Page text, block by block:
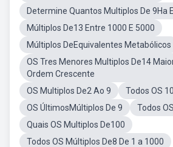
Determine Quantos Multiplos De 9Ha
Múltiplos De13 Entre 1000 E 5000
Múltiplos DeEquivalentes Metabólicos
OS Tres Menores Multiplos De14
Ordem Crescente
OS Multiplos De2 Ao 9
Todos OS
OS ÚltimosMúltiplos De 9
Todos
Quais OS Multiplos De100
Todos OS Múltiplos De8 De 1 a 1000